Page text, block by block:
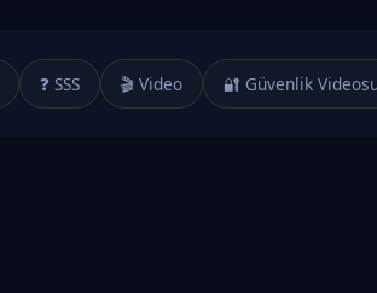
❓ SSS 🎬 Video 🔐 Güvenlik